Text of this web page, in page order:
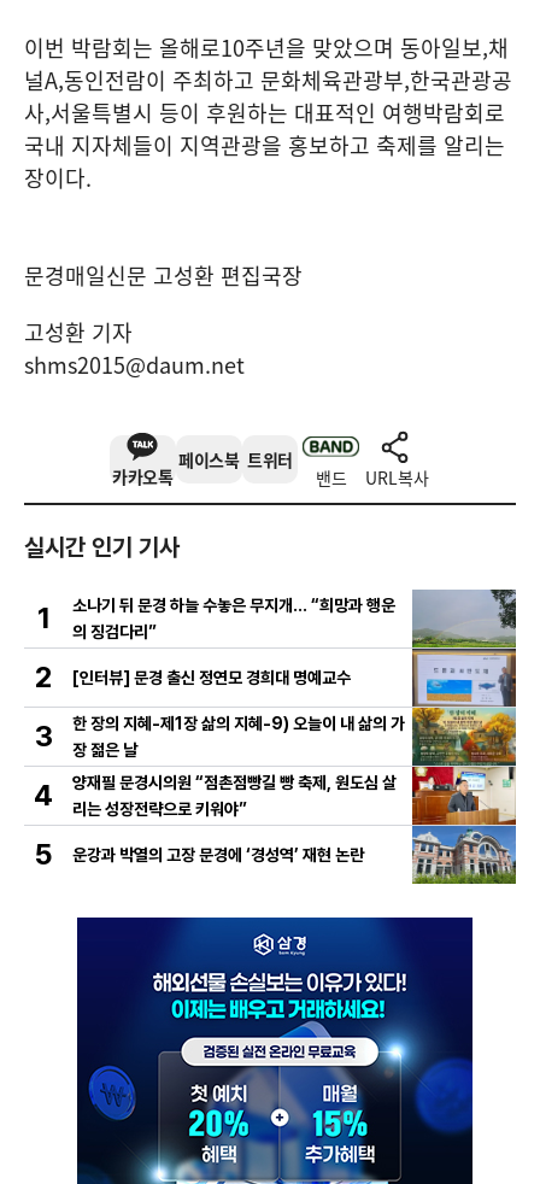
이번 박람회는 올해로10주년을 맞았으며 동아일보,채
널A,동인전람이 주최하고 문화체육관광부,한국관광공
사,서울특별시 등이 후원하는 대표적인 여행박람회로
국내 지자체들이 지역관광을 홍보하고 축제를 알리는
장이다.
문경매일신문 고성환 편집국장
고성환 기자
shms2015@daum.net
카카오톡
페이스북 트위터
밴드 URL복사
실시간 인기 기사
1
소나기 뒤 문경 하늘 수놓은 무지개… “희망과 행운
의 징검다리”
2 [인터뷰] 문경 출신 정연모 경희대 명예교수
3
한 장의 지혜-제1장 삶의 지혜-9) 오늘이 내 삶의 가
장 젊은 날
4
양재필 문경시의원 “점촌점빵길 빵 축제, 원도심 살
리는 성장전략으로 키워야”
5 운강과 박열의 고장 문경에 ‘경성역’ 재현 논란